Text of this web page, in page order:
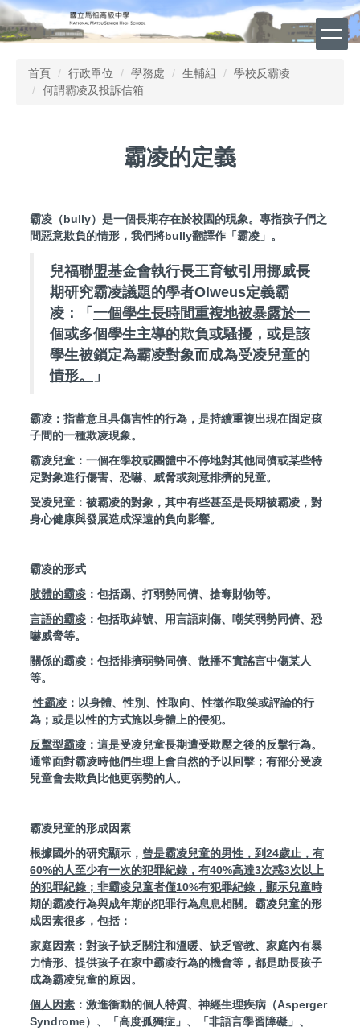
跳
到
主
首頁 行政單位 學務處 生輔組
學校反霸凌
何謂霸凌及投訴信箱
霸凌的定義
霸凌（bully）是一個長期存在於校園的現象。專指孩子們之
間惡意欺負的情形，我們將bully翻譯作「霸凌」。
兒福聯盟基金會執行長王育敏引用挪威長
期研究霸凌議題的學者Olweus定義霸
凌：「 一個學生長時間重複地被暴露於一
個或多個學生主導的欺負或騷擾，或是該
學生被鎖定為霸凌對象而成為受凌兒童的
情形。
」
霸凌：指蓄意且具傷害性的行為，是持續重複出現在固定孩
子間的一種欺凌現象。
霸凌兒童：一個在學校或團體中不停地對其他同儕或某些特
定對象進行傷害、恐嚇、威脅或刻意排擠的兒童。
受凌兒童：被霸凌的對象，其中有些甚至是長期被霸凌，對
身心健康與發展造成深遠的負向影響。
霸凌的形式
肢體的霸凌 ：包括踢、打弱勢同儕、搶奪財物等。
言語的霸凌 ：包括取綽號、用言語刺傷、嘲笑弱勢同儕、恐
嚇威脅等。
關係的霸凌 ：包括排擠弱勢同儕、散播不實謠言中傷某人
等。
性霸凌 ：以身體、性別、性取向、性徵作取笑或評論的行
為；或是以性的方式施以身體上的侵犯。
反擊型霸凌 ：這是受凌兒童長期遭受欺壓之後的反擊行為。
通常面對霸凌時他們生理上會自然的予以回擊；有部分受凌
兒童會去欺負比他更弱勢的人。
霸凌兒童的形成因素
根據國外的研究顯示， 曾是霸凌兒童的男性，到24歲止，有
60%的人至少有一次的犯罪紀錄，有40%高達3次惑3次以上
的犯罪紀錄；非霸凌兒童者僅10%有犯罪紀錄，顯示兒童時
期的霸凌行為與成年期的犯罪行為息息相關。 霸凌兒童的形
成因素很多，包括：
家庭因素 ：對孩子缺乏關注和溫暖、缺乏管教、家庭內有暴
力情形、提供孩子在家中霸凌行為的機會等，都是助長孩子
成為霸凌兒童的原因。
個人因素 ：激進衝動的個人特質、神經生理疾病（Asperger
Syndrome）、「高度孤獨症」、「非語言學習障礙」、